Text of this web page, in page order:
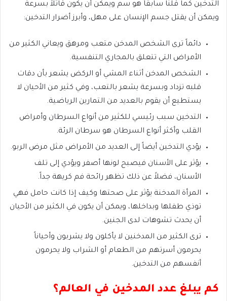
التدخين كما قلنا سابقاً هو سم ويمكن أن يكون قاتلاً بسرعة
ويمكن أن يقتل جسم الإنسان على مهل، وأبرز أضرار التدخين:
دائماً ترى الشخص المدخن متعب ومرهق ويعاني الكثير من
الأمراض التي تتعلق بالمجاري التنفسية.
الشخص المدخن أثناء المشي أو الركض يشعر بأن دقات
قلبه تزداد وبسرعة يشعر بالتعب، وفي كثير من الأحيان لا
يستطيع أن يقوم بالعديد من التمارين الرياضية.
التدخين سبب رئيسي للكثير من أنواع السرطان وأمراض
القلب وأكثر أنواع السرطان هو سرطان الرئة.
يؤدي التدخين أيضاً إلى العديد من الأمراض مثل مرض الربو.
يؤثر على الأسنان فيصبح لونها أصفر ويؤدي إلى تلف
الأسنان، فضلاً عن ذلك تظهر رائحة فم كريهة جداً.
المرأة المدخنة يؤثر على صحتها وكيف إذا كانت حامل فهي
توذي طفلها وبداخلها، ويمكن أن يكون في الكثير من الأحيان
أن يحدث تشوهات لدى الجنين.
ترى الكثير من المدخنين لا يأكلون ولا يشربون وأحياناً
يحرمون أسرتهم من الطعام أو الشراب ولا يحرمون
أنفسهم من التدخين.
كم يبلغ عدد المدخين في العالم؟